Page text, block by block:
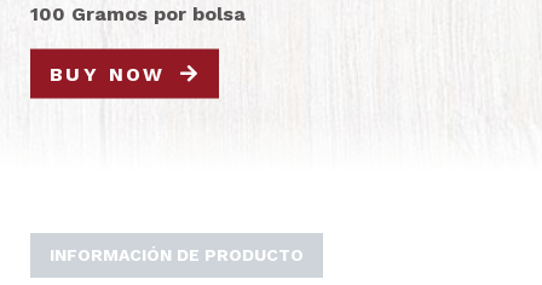
100 Gramos por bolsa
BUY NOW
INFORMACIÓN DE PRODUCTO